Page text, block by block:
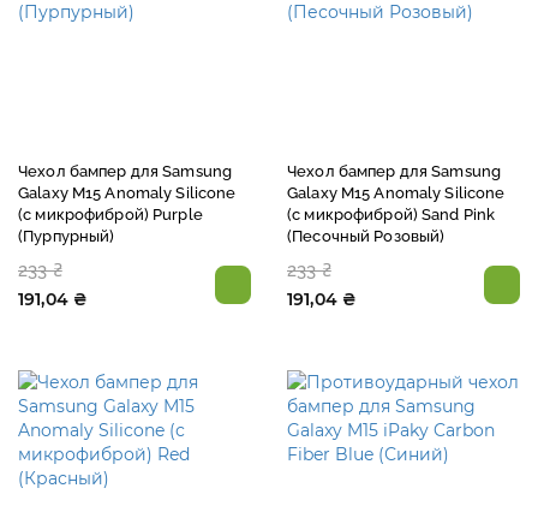
Чехол бампер для Samsung
Galaxy M15 Anomaly Silicone
(с микрофиброй) Purple
(Пурпурный)
233 ₴
191,04 ₴
Чехол бампер для Samsung
Galaxy M15 Anomaly Silicone
(с микрофиброй) Sand Pink
(Песочный Розовый)
233 ₴
191,04 ₴